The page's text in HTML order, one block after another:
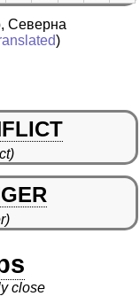
Северна
)
close